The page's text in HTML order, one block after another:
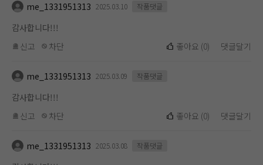
me_1331951313 2025.03.10 작품댓글
감사합니다!!!
신고
차단 좋아요 (0) 댓글달기
me_1331951313 2025.03.09 작품댓글
감사합니다!!!
신고
차단 좋아요 (0) 댓글달기
me_1331951313 2025.03.08 작품댓글